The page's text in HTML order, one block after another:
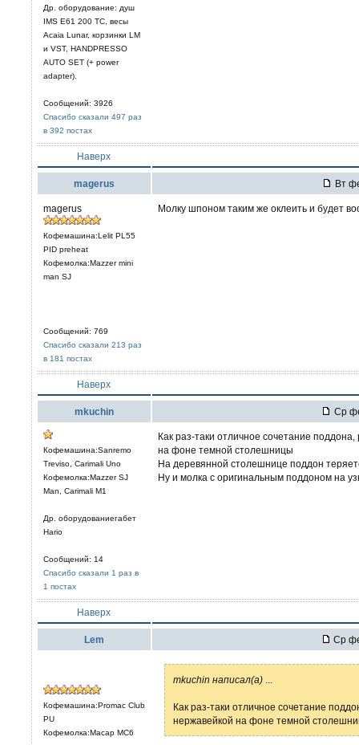
Др. оборудование: душ
IMS E61 200 TC, весы
Acaia Lunar, корзинки LM
и VST, HANDPRESSO
AUTO SET (+ power
adapter).
Сообщений: 3926
Спасибо сказали 497 раз
в 392 постах
Наверх
magerus Вт
magerus
Кофемашина:Lelit PL55
PID preheat
Кофемолка:Mazzer mini
man SJ
Сообщений: 769
Спасибо сказали 213 раз
в 181 постах
Молку шпоном таким же оклеить и будет
Наверх
mkuchin Ср
Кофемашина:Sanremo
Treviso, Carimali Uno
Кофемолка:Mazzer SJ
Man, Carimali M1
Др. оборудованиегабет
Hario
Сообщений: 14
Спасибо сказали 1 раз в
1 постах
Как раз-таки отличное сочетание
на фоне темной столешницы
На деревянной столешнице поддон
Ну и молка с оригинальным поддоном на
Наверх
Lem Ср
Кофемашина:Promac Club
PU
Кофемолка:Macap MC6
mkuchin написал(а)
Как раз-таки отличное сочетание
нержавейкой на фоне темной